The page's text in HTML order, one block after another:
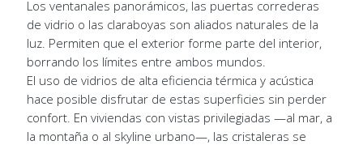
Los ventanales panorámicos, las puertas correderas
de vidrio o las claraboyas son aliados naturales de la
luz. Permiten que el exterior forme parte del interior,
borrando los límites entre ambos mundos.
El uso de vidrios de alta eficiencia térmica y acústica
hace posible disfrutar de estas superficies sin perder
confort. En viviendas con vistas privilegiadas —al mar, a
la montaña o al skyline urbano—, las cristaleras se